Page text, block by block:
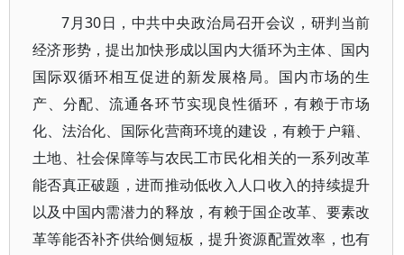
7月30日，中共中央政治局召开会议，研判当前
经济形势，提出加快形成以国内大循环为主体、国内
国际双循环相互促进的新发展格局。国内市场的生
产、分配、流通各环节实现良性循环，有赖于市场
化、法治化、国际化营商环境的建设，有赖于户籍、
土地、社会保障等与农民工市民化相关的一系列改革
能否真正破题，进而推动低收入人口收入的持续提升
以及中国内需潜力的释放，有赖于国企改革、要素改
革等能否补齐供给侧短板，提升资源配置效率，也有